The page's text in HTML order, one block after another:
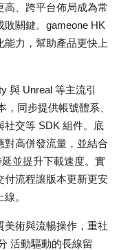
、跨平台佈局成為常
關鍵。gameone HK
力，幫助產品更快上
與 Unreal 等主流引
同步提供帳號體系、
社交等 SDK 組件。底
對高併發流量，並結合
並提升下載速度。實
付流程讓版本更新更安
。
美術與流暢操作，重社
活動驅動的長線留